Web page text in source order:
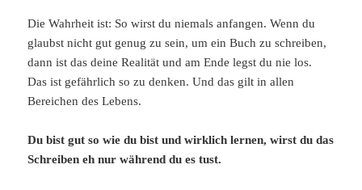
Die Wahrheit ist: So wirst du niemals anfangen. Wenn du
glaubst nicht gut genug zu sein, um ein Buch zu schreiben,
dann ist das deine Realität und am Ende legst du nie los.
Das ist gefährlich so zu denken. Und das gilt in allen
Bereichen des Lebens.
Du bist gut so wie du bist und wirklich lernen, wirst du das
Schreiben eh nur während du es tust.